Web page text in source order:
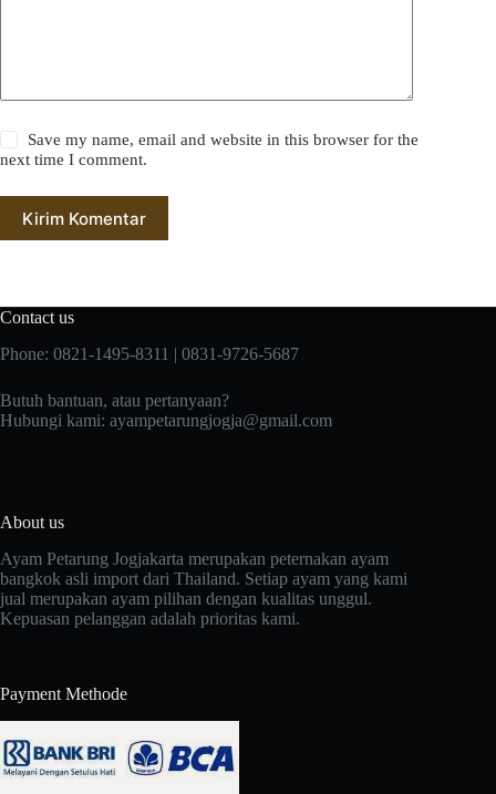
Save my name, email and website in this browser for the
next time I comment.
Kirim Komentar
Contact us
Phone: 0821-1495-8311 | 0831-9726-5687
Butuh bantuan, atau pertanyaan?
Hubungi kami: ayampetarungjogja@gmail.com
About us
Ayam Petarung Jogjakarta merupakan peternakan ayam
bangkok asli import dari Thailand. Setiap ayam yang kami
jual merupakan ayam pilihan dengan kualitas unggul.
Kepuasan pelanggan adalah prioritas kami.
Payment Methode